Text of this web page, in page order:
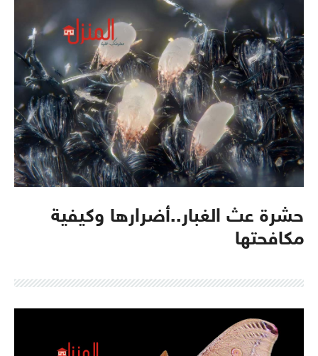
حشرة عث الغبار..أضرارها وكيفية
مكافحتها